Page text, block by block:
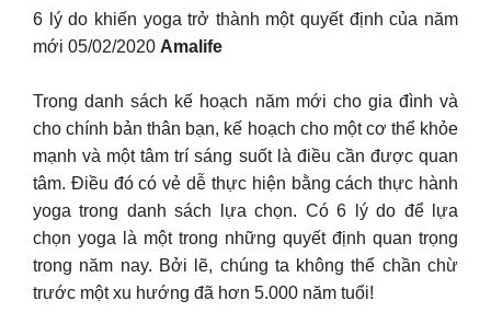
6 lý do khiến yoga trở thành một quyết định của năm
mới 05/02/2020 Amalife
Trong danh sách kế hoạch năm mới cho gia đình và
cho chính bản thân bạn, kế hoạch cho một cơ thể khỏe
mạnh và một tâm trí sáng suốt là điều cần được quan
tâm. Điều đó có vẻ dễ thực hiện bằng cách thực hành
yoga trong danh sách lựa chọn. Có 6 lý do để lựa
chọn yoga là một trong những quyết định quan trọng
trong năm nay. Bởi lẽ, chúng ta không thể chần chừ
trước một xu hướng đã hơn 5.000 năm tuổi!